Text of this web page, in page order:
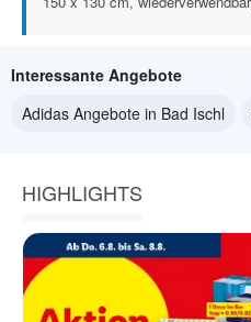
Interessante Angebote
Adidas Angebote in Bad Ischl
HIGHLIGHTS